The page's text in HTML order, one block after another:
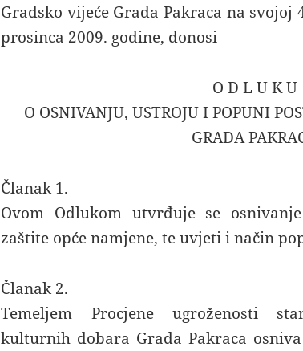
Gradsko vijeće Grada Pakraca na svojoj
prosinca 2009. godine, donosi
O D L U K U
O OSNIVANJU, USTROJU I POPUNI
GRADA
Članak 1.
Ovom Odlukom utvrđuje se
zaštite opće namjene, te uvjeti i način
Članak 2.
Temeljem Procjene ugroženosti
kulturnih dobara Grada Pakraca